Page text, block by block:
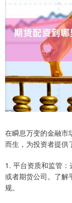
在瞬息万变的金融市
而生，为投资者提供
1. 平台资质和监管
或者期货公司。了解
规。